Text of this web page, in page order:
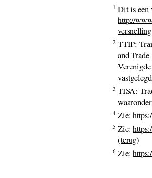
1 Dit is een
http://
versnelling
2 TTIP:
and
3 TISA:
4 Zie:
5 Zie:
(terug)
6 Zie: